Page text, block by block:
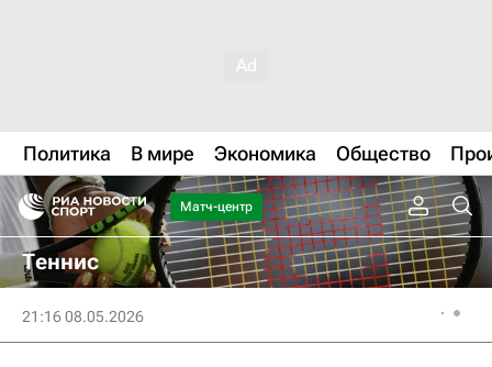
Политика В мире Экономика Общество
Матч-центр
Теннис
21:16 08.05.2026